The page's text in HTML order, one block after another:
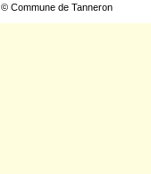
© Commune de Tanneron